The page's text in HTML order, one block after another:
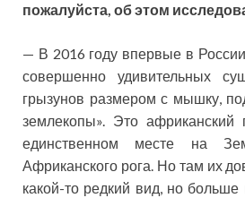
пожалуйста, об этом
— В 2016 году впервые в
совершенно удивительных
грызунов размером с мышку,
землекопы». Это африканский
единственном месте на
Африканского рога. Но там их
какой-то редкий вид, но больше